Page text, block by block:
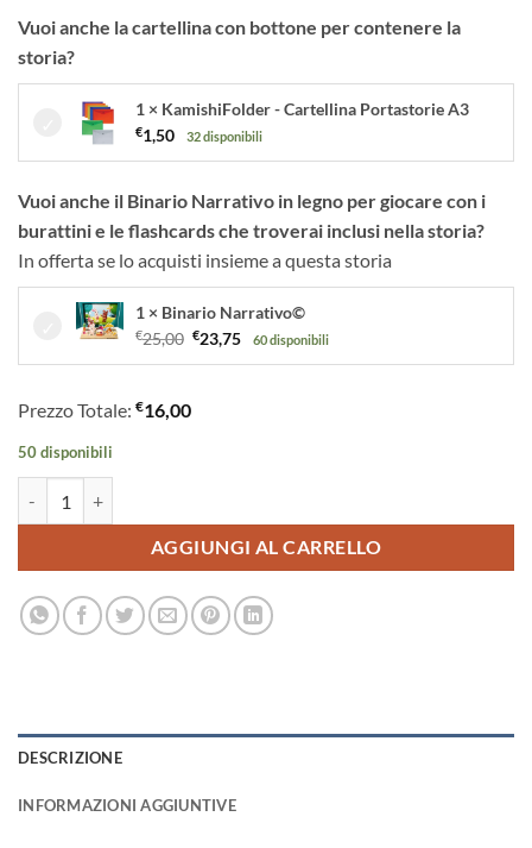
Vuoi anche la cartellina con bottone per contenere la
storia?
1 × KamishiFolder - Cartellina Portastorie A3
€1,50 32 disponibili
Vuoi anche il Binario Narrativo in legno per giocare con i
burattini e le flashcards che troverai inclusi nella storia?
In offerta se lo acquisti insieme a questa storia
1 × Binario Narrativo©
€25,00 Il
prezzo
€23,75Il
prezzo
60 disponibili
Prezzo Totale: €16,00
50 disponibili
AGGIUNGI AL CARRELLO
DESCRIZIONE
INFORMAZIONI AGGIUNTIVE